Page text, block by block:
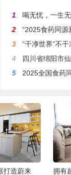
1
喝无忧，一生
2
“2025食药同源新
3
“干净世界”不干
4
四川省绵阳市仙海
5
2025全国食药
打造蔚来 拥有